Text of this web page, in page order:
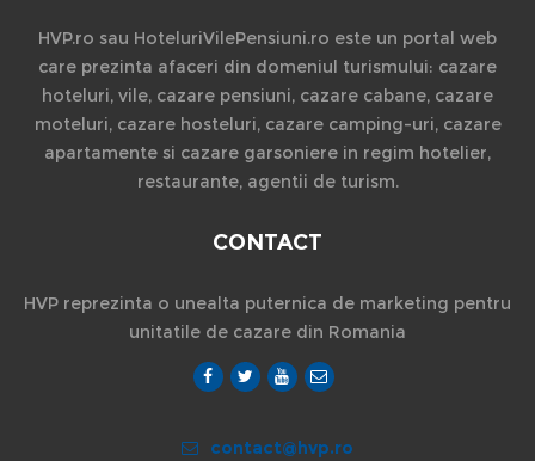
HVP.ro sau HoteluriVilePensiuni.ro este un portal web
care prezinta afaceri din domeniul turismului: cazare
hoteluri, vile, cazare pensiuni, cazare cabane, cazare
moteluri, cazare hosteluri, cazare camping-uri, cazare
apartamente si cazare garsoniere in regim hotelier,
restaurante, agentii de turism.
CONTACT
HVP reprezinta o unealta puternica de marketing pentru
unitatile de cazare din Romania
contact@hvp.ro